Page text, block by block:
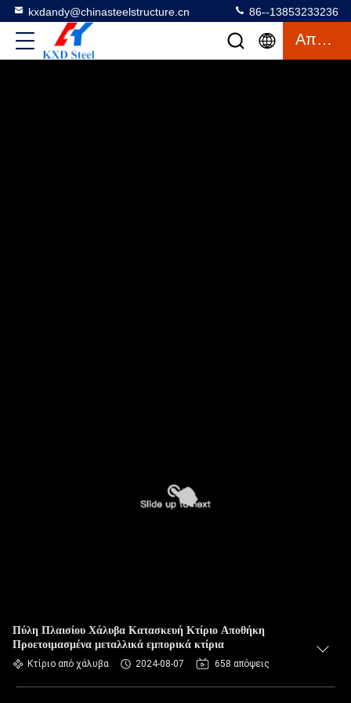
kxdandy@chinasteelstructure.cn 86--13853233236
Απόσπασμα
Πύλη Πλαισίου Χάλυβα Κατασκευή Κτίριο Αποθήκη
Προετοιμασμένα μεταλλικά εμπορικά κτίρια
Κτίριο από χάλυβα 2024-08-07 658 απόψεις